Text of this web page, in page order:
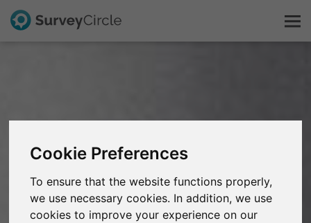
Cookie Preferences
To ensure that the website functions properly,
we use necessary cookies. In addition, we use
cookies to improve your experience on our
Explorar la investigación
FAQ